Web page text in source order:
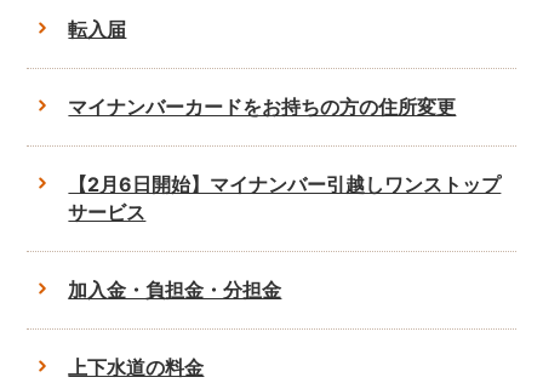
転入届
マイナンバーカードをお持ちの方の住所変更
【2月6日開始】マイナンバー引越しワンストップ
サービス
加入金・負担金・分担金
上下水道の料金